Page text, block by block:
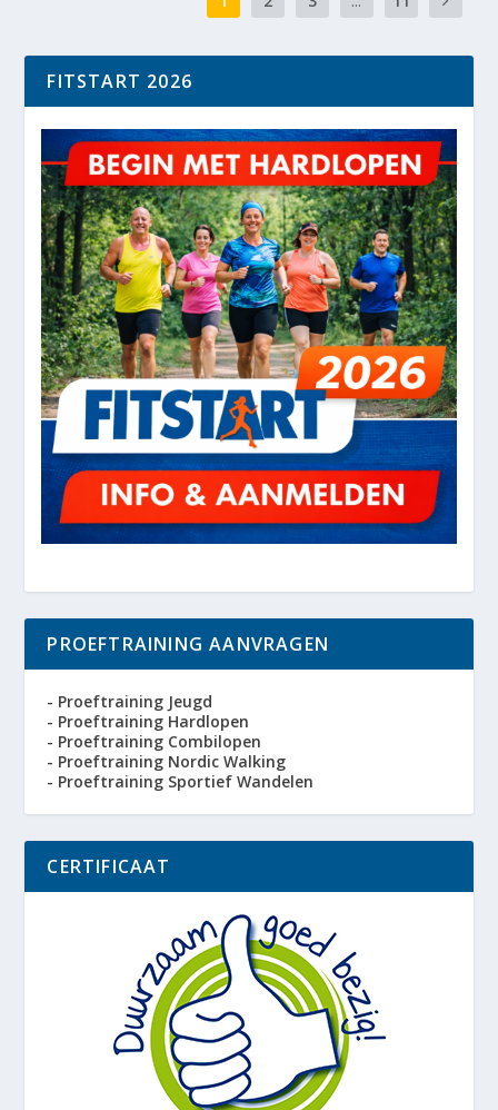
FITSTART 2026
PROEFTRAINING AANVRAGEN
- Proeftraining Jeugd
- Proeftraining Hardlopen
- Proeftraining Combilopen
- Proeftraining Nordic Walking
- Proeftraining Sportief Wandelen
CERTIFICAAT